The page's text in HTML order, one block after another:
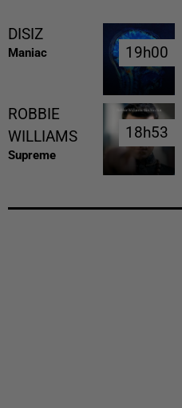
DISIZ
Maniac 19h00
19h00
ROBBIE
WILLIAMS
Supreme
18h53
18h53